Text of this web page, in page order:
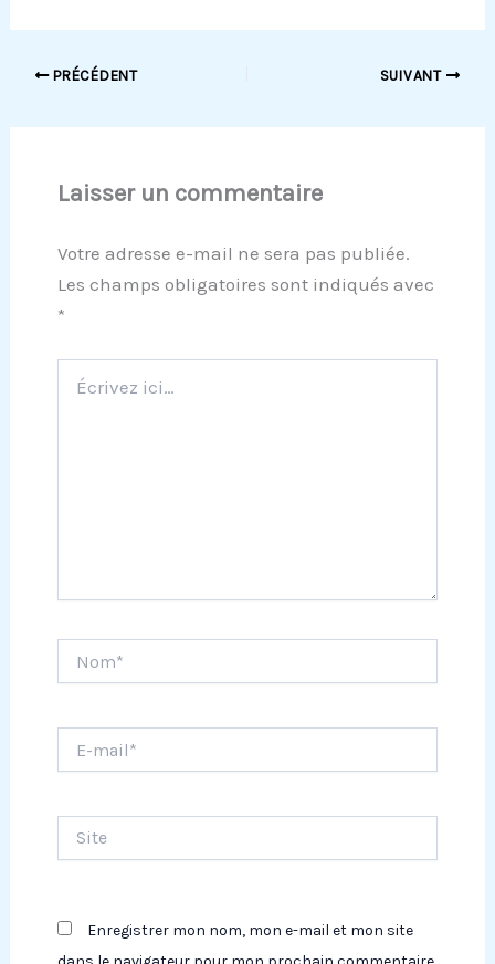
PRÉCÉDENT SUIVANT
Laisser un commentaire
Votre adresse e-mail ne sera pas publiée.
Les champs obligatoires sont indiqués avec
*
ici…
mail*
Enregistrer mon nom, mon e-mail et mon site